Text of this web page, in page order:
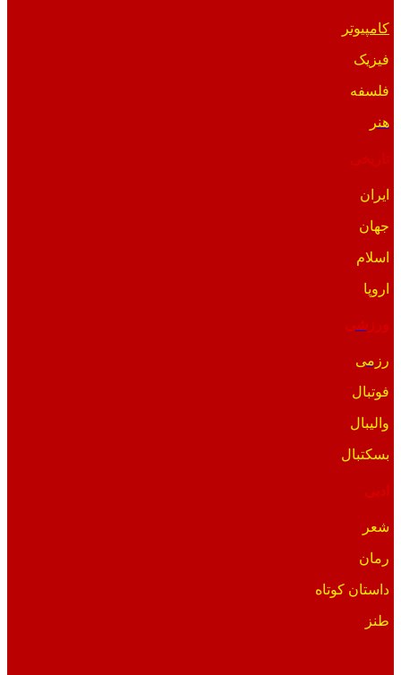
کامپیوتر
فیزیک
فلسفه
هنر
ایران
جهان
اسلام
اروپا
ورزشی
رزمی
فوتبال
والیبال
بسکتبال
ادبی
شعر
رمان
داستان کوتاه
طنز